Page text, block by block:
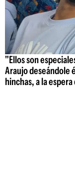
"Ellos son
Araujo deseándole
hinchas, a la